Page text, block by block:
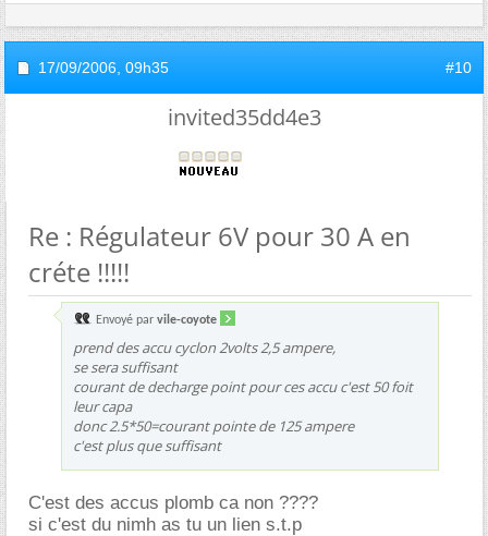
17/09/2006, 09h35 #10
invited35dd4e3
Re : Régulateur 6V pour 30 A en
créte !!!!!
Envoyé par vile-coyote
prend des accu cyclon 2volts 2,5 ampere,
se sera suffisant
courant de decharge point pour ces accu c'est 50 foit
leur capa
donc 2.5*50=courant pointe de 125 ampere
c'est plus que suffisant
C'est des accus plomb ca non ????
si c'est du nimh as tu un lien s.t.p